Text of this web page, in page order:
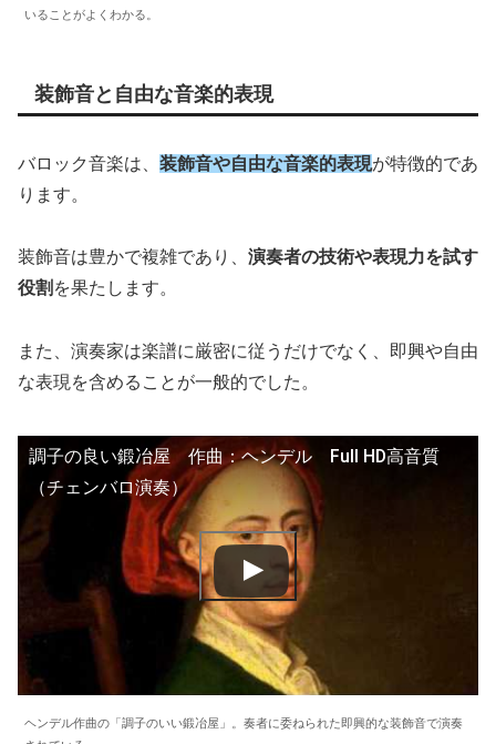
いることがよくわかる。
装飾音と自由な音楽的表現
バロック音楽は、 装飾音や自由な音楽的表現が特徴的であ
ります。
装飾音は豊かで複雑であり、 演奏者の技術や表現力を試す
役割 を果たします。
また、演奏家は楽譜に厳密に従うだけでなく、即興や自由
な表現を含めることが一般的でした。
調子の良い鍛冶屋 作曲：ヘンデル Full HD高音質
（チェンバロ演奏）
ヘンデル作曲の「調子のいい鍛冶屋」。奏者に委ねられた即興的な装飾音で演奏